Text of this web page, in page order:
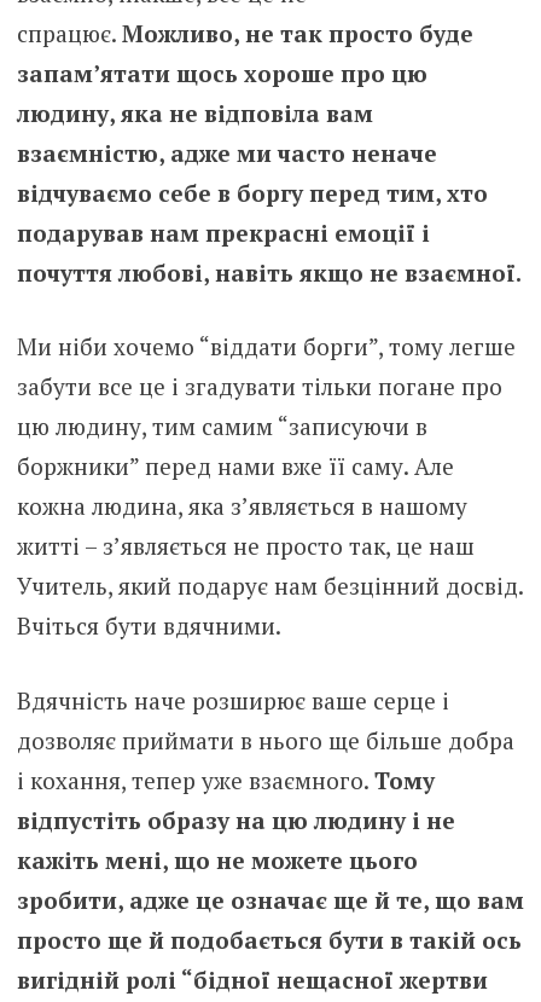
спрацює. Можливо, не так просто буде
запам’ятати щось хороше про цю
людину, яка не відповіла вам
взаємністю, адже ми часто неначе
відчуваємо себе в боргу перед тим, хто
подарував нам прекрасні емоції і
почуття любові, навіть якщо не взаємної.
Ми ніби хочемо “віддати борги”, тому легше
забути все це і згадувати тільки погане про
цю людину, тим самим “записуючи в
боржники” перед нами вже її саму. Але
кожна людина, яка з’являється в нашому
житті – з’являється не просто так, це наш
Учитель, який подарує нам безцінний досвід.
Вчіться бути вдячними.
Вдячність наче розширює ваше серце і
дозволяє приймати в нього ще більше добра
і кохання, тепер уже взаємного. Тому
відпустіть образу на цю людину і не
кажіть мені, що не можете цього
зробити, адже це означає ще й те, що вам
просто ще й подобається бути в такій ось
вигідній ролі “бідної нещасної жертви